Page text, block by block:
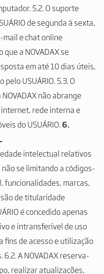
5.2. O suporte
de segunda à sexta,
e chat online
a NOVADAX se
em até 10 dias úteis,
USUÁRIO. 5.3. O
não abrange
rede interna e
do USUÁRIO.6.
intelectual relativos
não se limitando a códigos-
funcionalidades, marcas,
de titularidade
é concedido apenas
e intransferível de uso
de acesso e utilização
A NOVADAX reserva-
realizar atualizações,